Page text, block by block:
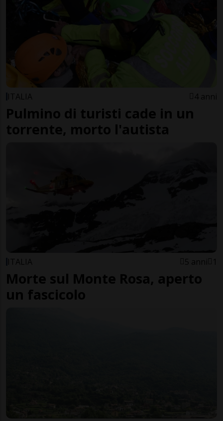
ITALIA 4 anni
Pulmino di turisti cade in un
torrente, morto l'autista
ITALIA 5 anni 1
Morte sul Monte Rosa, aperto
un fascicolo